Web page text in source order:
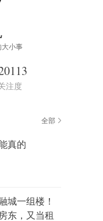
大小事
注度
全部
真的
城一组楼！
东，又当租